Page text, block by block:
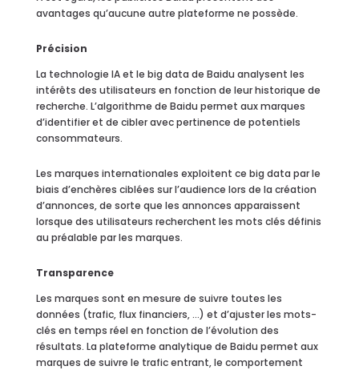
avantages qu’aucune autre plateforme ne possède.
Précision
La technologie IA et le big data de Baidu analysent les
intérêts des utilisateurs en fonction de leur historique de
recherche. L’algorithme de Baidu permet aux marques
d’identifier et de cibler avec pertinence de potentiels
consommateurs.
Les marques internationales exploitent ce big data par le
biais d’enchères ciblées sur l’audience lors de la création
d’annonces, de sorte que les annonces apparaissent
lorsque des utilisateurs recherchent les mots clés définis
au préalable par les marques.
Transparence
Les marques sont en mesure de suivre toutes les
données (trafic, flux financiers, …) et d’ajuster les mots-
clés en temps réel en fonction de l’évolution des
résultats. La plateforme analytique de Baidu permet aux
marques de suivre le trafic entrant, le comportement